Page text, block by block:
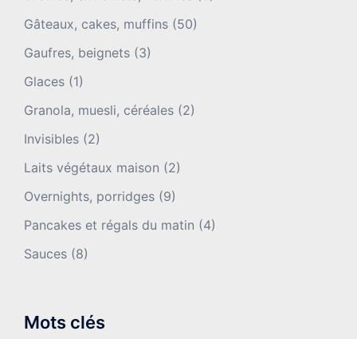
Gâteaux, cakes, muffins (50)
Gaufres, beignets (3)
Glaces (1)
Granola, muesli, céréales (2)
Invisibles (2)
Laits végétaux maison (2)
Overnights, porridges (9)
Pancakes et régals du matin (4)
Sauces (8)
Mots clés